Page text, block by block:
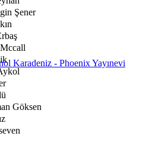
Şener
Göksen
Karadeniz - Phoenix Yayınevi